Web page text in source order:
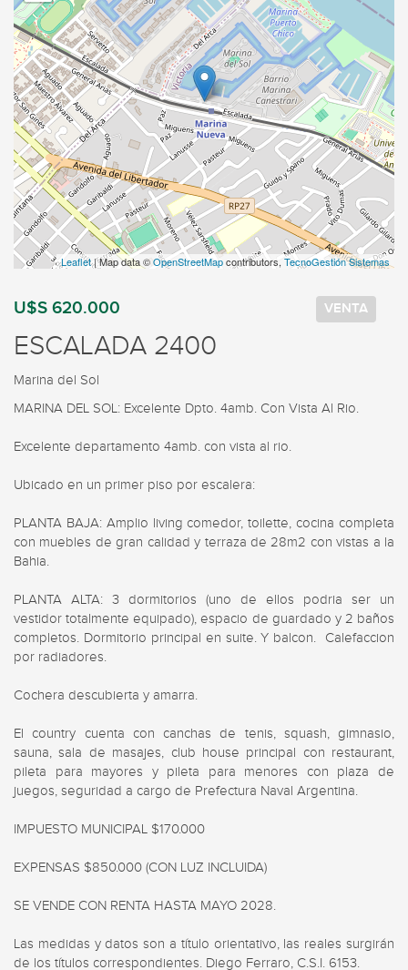
Leaflet| Map data ©OpenStreetMapcontributors, TecnoGestión Sistemas
U$S 620.000 VENTA
ESCALADA 2400
Marina del Sol
MARINA DEL SOL: Excelente Dpto. 4amb. Con Vista Al Rio.
Excelente departamento 4amb. con vista al rio.
Ubicado en un primer piso por escalera:
PLANTA BAJA: Amplio living comedor, toilette, cocina completa
con muebles de gran calidad y terraza de 28m2 con vistas a la
Bahia.
PLANTA ALTA: 3 dormitorios (uno de ellos podria ser un
vestidor totalmente equipado), espacio de guardado y 2 baños
completos. Dormitorio principal en suite. Y balcon.  Calefaccion
por radiadores.
Cochera descubierta y amarra.
El country cuenta con canchas de tenis, squash, gimnasio,
sauna, sala de masajes, club house principal con restaurant,
pileta para mayores y pileta para menores con plaza de
juegos, seguridad a cargo de Prefectura Naval Argentina.
IMPUESTO MUNICIPAL $170.000
EXPENSAS $850.000 (CON LUZ INCLUIDA)
SE VENDE CON RENTA HASTA MAYO 2028.
Las medidas y datos son a título orientativo, las reales surgirán
de los títulos correspondientes. Diego Ferraro, C.S.I. 6153.